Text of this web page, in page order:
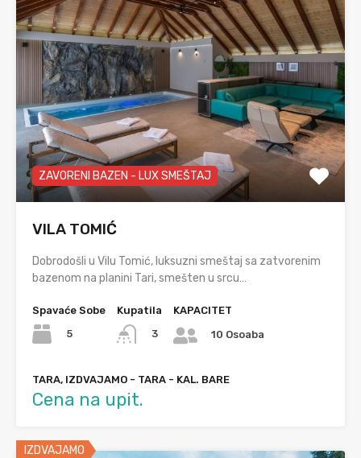
ZAVORENI BAZEN - LUX SMEŠTAJ
VILA TOMIĆ
Dobrodošli u Vilu Tomić, luksuzni smeštaj sa zatvorenim
bazenom na planini Tari, smešten u srcu…
Spavaće Sobe
5
Kupatila
3
KAPACITET
10 Osoaba
TARA, IZDVAJAMO - TARA - KAL. BARE
Cena na upit.
IZDVAJAMO